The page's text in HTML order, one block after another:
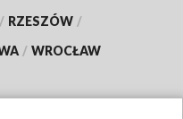
/ RZESZÓW /
/ WROCŁAW